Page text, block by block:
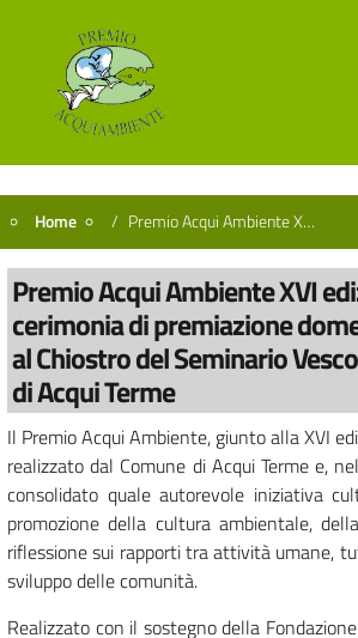
Home Premio Acqui Ambiente XVI edizione: cerimonia di premiazione domenica 21 giugno al Chiostro del Seminario Vescovile Maggiore di Acqui Terme
Premio Acqui Ambiente XVI
cerimonia di premiazione
al Chiostro del Seminario
di Acqui Terme
Il Premio Acqui Ambiente, giunto alla XVI
realizzato dal Comune di Acqui Terme e,
consolidato quale autorevole iniziativa
promozione della cultura ambientale,
riflessione sui rapporti tra attività umane,
sviluppo delle comunità.
Realizzato con il sostegno della